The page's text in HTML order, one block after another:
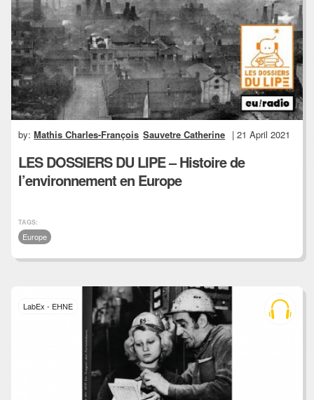
by:Mathis Charles-François Sauvetre Catherine | 21 April 2021
LES DOSSIERS DU LIPE – Histoire de
l’environnement en Europe
TAGS:
Europe
LabEx - EHNE